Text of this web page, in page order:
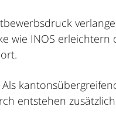
wie INOS
entstehen